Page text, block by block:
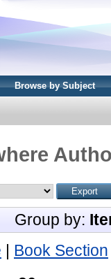
Browse by Subject
Group by:
| Book Section